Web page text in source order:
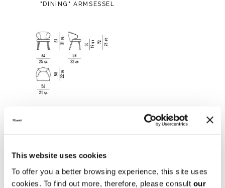
This website uses cookies
To offer you a better browsing experience, this site uses
cookies. To find out more, therefore, please consult our
"DINING" ARMSESSEL